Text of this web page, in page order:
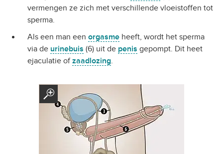
vermengen ze zich met verschillende vloeistoffen tot
sperma.
Als een man een orgasme heeft, wordt het sperma
via de urinebuis (6) uit de penis gepompt. Dit heet
ejaculatie ofzaadlozing.